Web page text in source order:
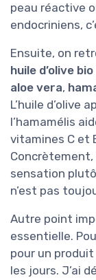
peau réactive
endocriniens,
Ensuite, on
huile d’olive bio
aloe vera,
L’huile d’olive
l’hamamélis
vitamines C et
Concrètement,
sensation
n’est pas
Autre point
essentielle.
pour un
les jours. J’ai